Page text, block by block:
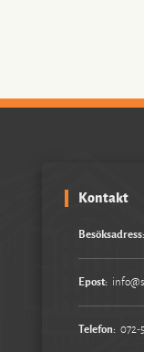
Kontakt
Besöksadress:
Epost:
Telefon: 072-